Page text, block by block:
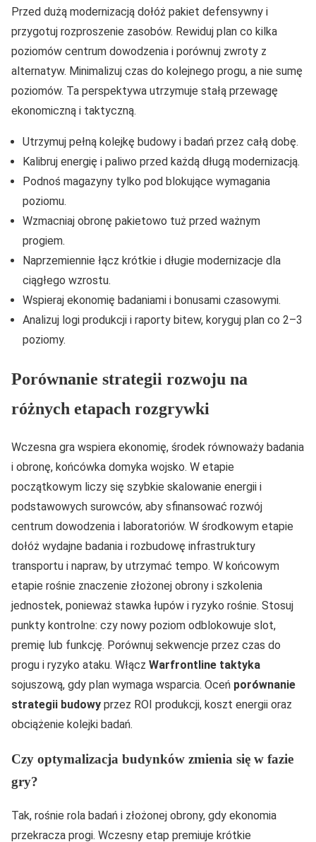
Przed dużą modernizacją dołóż pakiet defensywny i
przygotuj rozproszenie zasobów. Rewiduj plan co kilka
poziomów centrum dowodzenia i porównuj zwroty z
alternatyw. Minimalizuj czas do kolejnego progu, a nie sumę
poziomów. Ta perspektywa utrzymuje stałą przewagę
ekonomiczną i taktyczną.
Utrzymuj pełną kolejkę budowy i badań przez całą dobę.
Kalibruj energię i paliwo przed każdą długą modernizacją.
Podnoś magazyny tylko pod blokujące wymagania
poziomu.
Wzmacniaj obronę pakietowo tuż przed ważnym
progiem.
Naprzemiennie łącz krótkie i długie modernizacje dla
ciągłego wzrostu.
Wspieraj ekonomię badaniami i bonusami czasowymi.
Analizuj logi produkcji i raporty bitew, koryguj plan co 2–3
poziomy.
Porównanie strategii rozwoju na
różnych etapach rozgrywki
Wczesna gra wspiera ekonomię, środek równoważy badania
i obronę, końcówka domyka wojsko. W etapie
początkowym liczy się szybkie skalowanie energii i
podstawowych surowców, aby sfinansować rozwój
centrum dowodzenia i laboratoriów. W środkowym etapie
dołóż wydajne badania i rozbudowę infrastruktury
transportu i napraw, by utrzymać tempo. W końcowym
etapie rośnie znaczenie złożonej obrony i szkolenia
jednostek, ponieważ stawka łupów i ryzyko rośnie. Stosuj
punkty kontrolne: czy nowy poziom odblokowuje slot,
premię lub funkcję. Porównuj sekwencje przez czas do
progu i ryzyko ataku. Włącz Warfrontline taktyka
sojuszową, gdy plan wymaga wsparcia. Oceń porównanie
strategii budowy przez ROI produkcji, koszt energii oraz
obciążenie kolejki badań.
Czy optymalizacja budynków zmienia się w fazie
gry?
Tak, rośnie rola badań i złożonej obrony, gdy ekonomia
przekracza progi. Wczesny etap premiuje krótkie